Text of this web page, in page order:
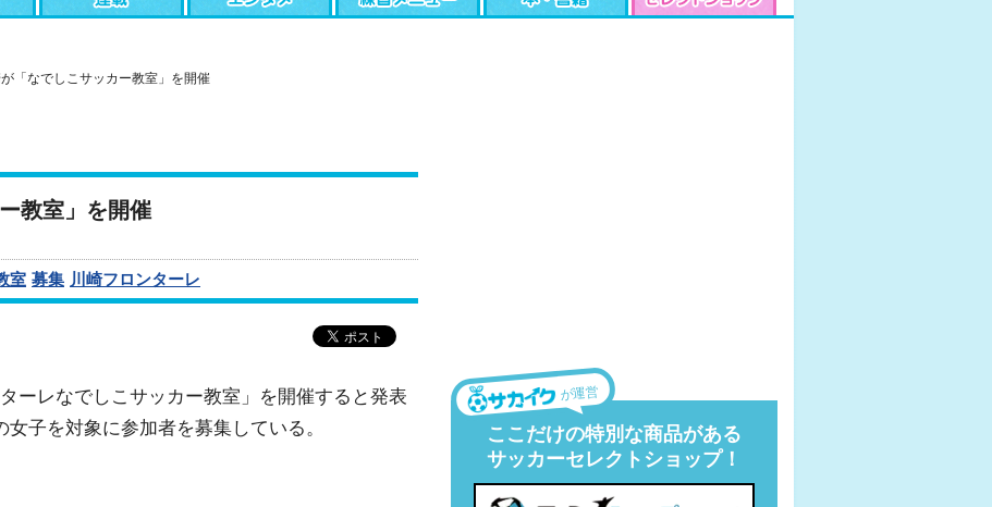
が「なでしこサッカー教室」を開催
教室」を開催
室 募集 川崎フロンターレ
ーレなでしこサッカー教室」を開催すると発表
子を対象に参加者を募集している。
が運営
ここだけの特別な商品がある
サッカーセレクトショップ！